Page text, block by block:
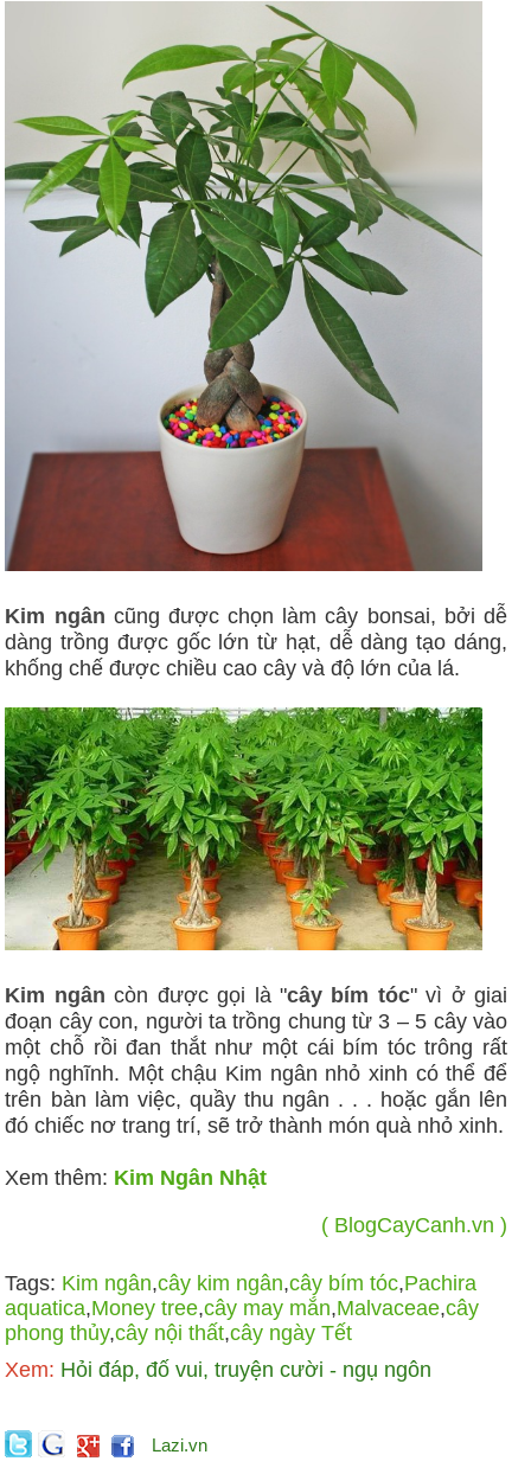
Kim ngân cũng được chọn làm cây bonsai, bởi dễ
dàng trồng được gốc lớn từ hạt, dễ dàng tạo dáng,
khống chế được chiều cao cây và độ lớn của lá.
Kim ngân còn được gọi là "cây bím tóc" vì ở giai
đoạn cây con, người ta trồng chung từ 3 – 5 cây vào
một chỗ rồi đan thắt như một cái bím tóc trông rất
ngộ nghĩnh. Một chậu Kim ngân nhỏ xinh có thể để
trên bàn làm việc, quầy thu ngân . . . hoặc gắn lên
đó chiếc nơ trang trí, sẽ trở thành món quà nhỏ xinh.
Xem thêm: Kim Ngân Nhật
( BlogCayCanh.vn )
Tags: Kim ngân,cây kim ngân,cây bím tóc,Pachira
aquatica,Money tree,cây may mắn,Malvaceae,cây
phong thủy,cây nội thất,cây ngày Tết
Xem: Hỏi đáp, đố vui, truyện cười - ngụ ngôn
Lazi.vn